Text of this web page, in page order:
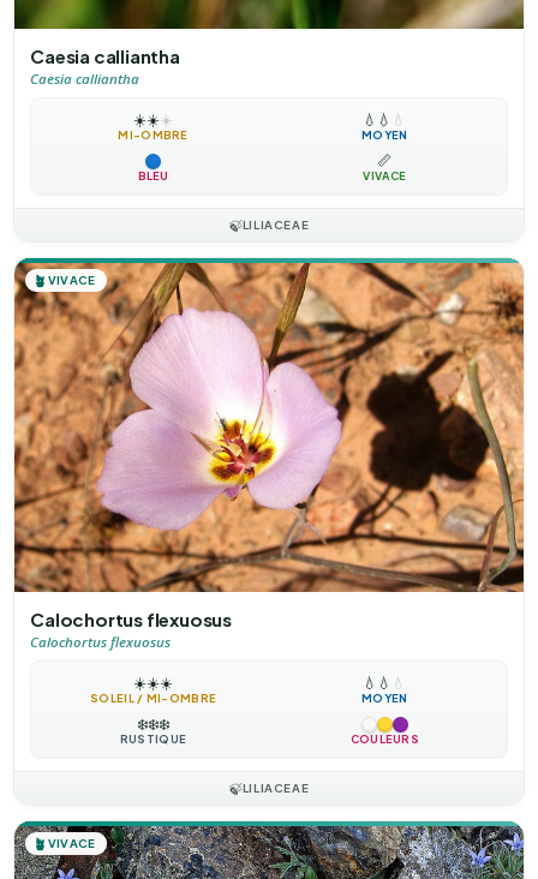
Caesia calliantha
Caesia calliantha
☀️☀️☀️
MI-OMBRE
💧 💧 💧
MOYEN
BLEU
📏
VIVACE
🍃LILIACEAE
🪴 VIVACE
Calochortus flexuosus
Calochortus flexuosus
☀️☀️☀️
SOLEIL / MI-OMBRE
💧 💧 💧
MOYEN
❄️❄️❄️
RUSTIQUE COULEURS
🍃LILIACEAE
🪴 VIVACE